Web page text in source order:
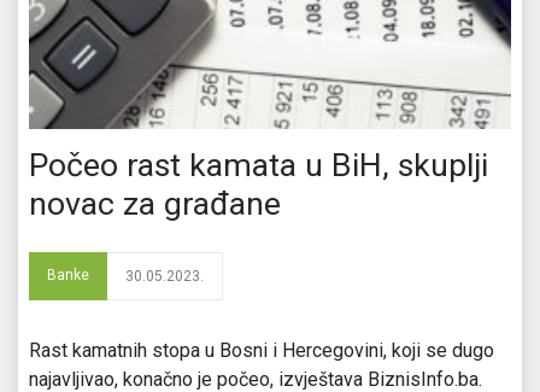
Počeo rast kamata u BiH, skuplji
novac za građane
Banke 30.05.2023.
Rast kamatnih stopa u Bosni i Hercegovini, koji se dugo
najavljivao, konačno je počeo, izvještava BiznisInfo.ba.